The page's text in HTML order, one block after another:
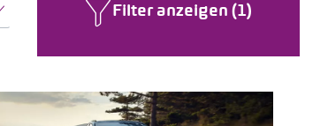
Filter anzeigen (1)